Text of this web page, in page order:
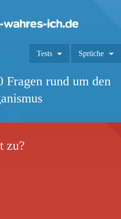
Tests Sprüche
Fragen rund um den
zu?